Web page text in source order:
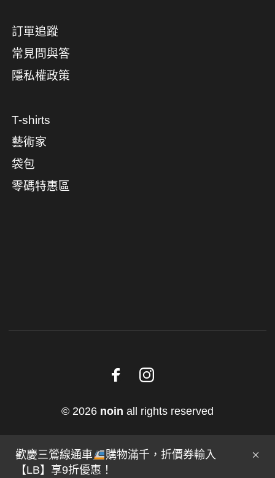
歡慶三鶯線通車
購物滿千，折價券輸入
【LB】享9折優惠！
訂單追蹤
常見問與答
隱私權政策
T-shirts
藝術家
袋包
零碼特惠區
© 2026 noin all rights reserved